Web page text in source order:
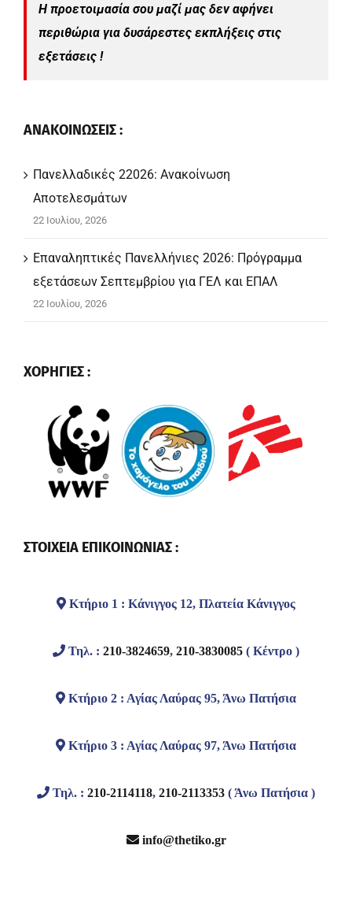
Η προετοιμασία σου μαζί μας δεν αφήνει
περιθώρια για δυσάρεστες εκπλήξεις στις
εξετάσεις !
ΑΝΑΚΟΙΝΩΣΕΙΣ :
Πανελλαδικές 22026: Ανακοίνωση
Αποτελεσμάτων
22 Ιουλίου, 2026
Επαναληπτικές Πανελλήνιες 2026: Πρόγραμμα
εξετάσεων Σεπτεμβρίου για ΓΕΛ και ΕΠΑΛ
22 Ιουλίου, 2026
ΧΟΡΗΓΙΕΣ :
ΣΤΟΙΧΕΙΑ ΕΠΙΚΟΙΝΩΝΙΑΣ :
Κτήριο 1 : Κάνιγγος 12, Πλατεία Κάνιγγος
Τηλ. : 210-3824659, 210-3830085 ( Κέντρο )
Κτήριο 2 : Αγίας Λαύρας 95, Άνω Πατήσια
Κτήριο 3 : Αγίας Λαύρας 97, Άνω Πατήσια
Τηλ. : 210-2114118, 210-2113353 ( Άνω Πατήσια )
info@thetiko.gr